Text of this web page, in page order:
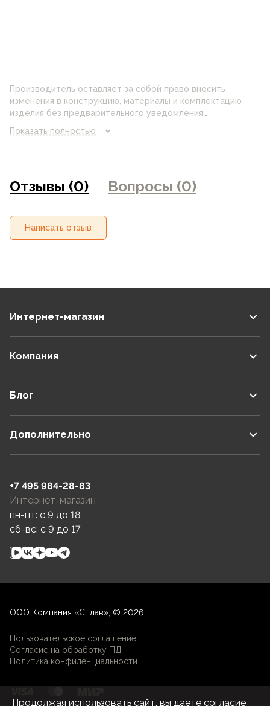
Производитель оставляет за собой право вносить
изменения в конструкцию, материалы и комплектацию
изделия без предварительного уведомления
отличаться от реального цвета товара, что связано с
магазинах
Показать полностью
Отзывы (0) Вопросы (0)
Написать отзыв
Интернет-магазин
Компания
Блог
Дополнительно
+7 495 984-28-83
Интернет-магазин
пн-пт: c 9 до 18
сб-вс: c 9 до 17
ООО Компания «Сплав», © 2026
Пользовательское соглашение
Согласие на обработку ПД
Политика конфиденциальности
Продолжая использовать сайт, вы даете согласие